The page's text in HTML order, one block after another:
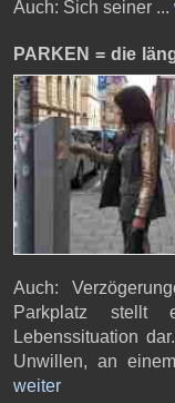
Auch: Sich seiner ...
PARKEN = die
Auch:
Parkplatz stellt
Lebenssituation
Unwillen, an
weiter